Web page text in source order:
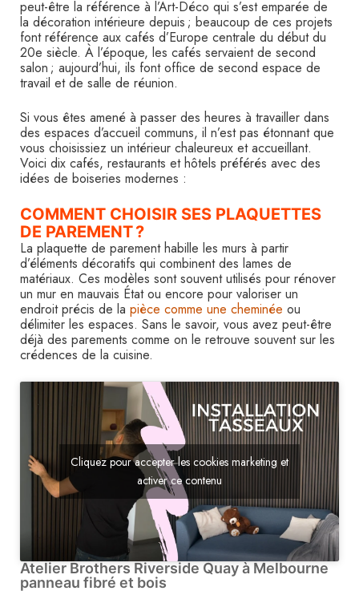
peut-être la référence à l’Art-Déco qui s’est emparée de
la décoration intérieure depuis ; beaucoup de ces projets
font référence aux cafés d’Europe centrale du début du
20e siècle. À l’époque, les cafés servaient de second
salon ; aujourd’hui, ils font office de second espace de
travail et de salle de réunion.
Si vous êtes amené à passer des heures à travailler dans
des espaces d’accueil communs, il n’est pas étonnant que
vous choisissiez un intérieur chaleureux et accueillant.
Voici dix cafés, restaurants et hôtels préférés avec des
idées de boiseries modernes :
COMMENT CHOISIR SES PLAQUETTES
DE PAREMENT ?
La plaquette de parement habille les murs à partir
d’éléments décoratifs qui combinent des lames de
matériaux. Ces modèles sont souvent utilisés pour rénover
un mur en mauvais État ou encore pour valoriser un
endroit précis de la pièce comme une cheminée ou
délimiter les espaces. Sans le savoir, vous avez peut-être
déjà des parements comme on le retrouve souvent sur les
crédences de la cuisine.
Cliquez pour accepter les cookies marketing et
activer ce contenu
Atelier Brothers Riverside Quay à Melbourne
panneau fibré et bois